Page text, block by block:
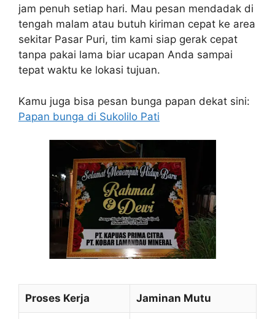
jam penuh setiap hari. Mau pesan mendadak di
tengah malam atau butuh kiriman cepat ke area
sekitar Pasar Puri, tim kami siap gerak cepat
tanpa pakai lama biar ucapan Anda sampai
tepat waktu ke lokasi tujuan.
Kamu juga bisa pesan bunga papan dekat sini:
Papan bunga di Sukolilo Pati
Proses Kerja Jaminan Mutu